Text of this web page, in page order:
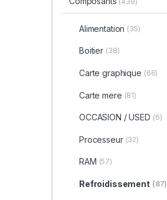
Alimentation (35)
Boitier (38)
Carte graphique (66)
Carte mere (81)
OCCASION / USED (6)
Processeur (32)
RAM (57)
Refroidissement (87)